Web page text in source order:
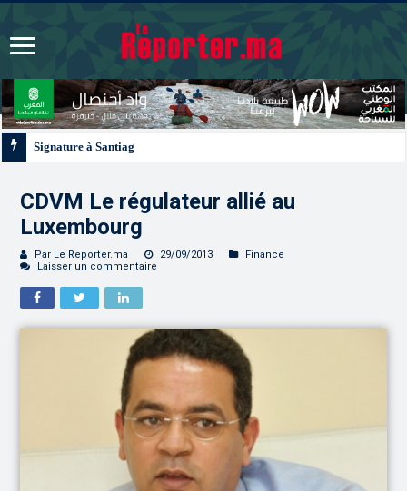
CDVM Le régulateur allié au
Luxembourg
Par Le Reporter.ma 29/09/2013
Finance
Laisser un commentaire